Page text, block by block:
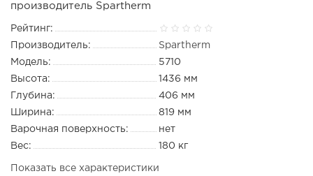
производитель Spartherm
Рейтинг:
Производитель:
Spartherm
Модель:
5710
Высота:
1436 мм
Глубина:
406 мм
Ширина:
819 мм
Варочная поверхность:
нет
Вес:
180 кг
Показать все характеристики